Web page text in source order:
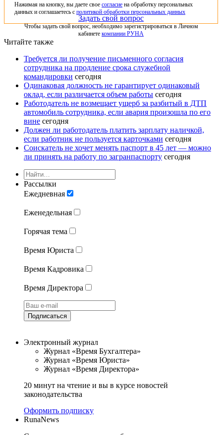
Нажимая на кнопку, вы даете свое согласие на обработку персональных
данных и соглашаетесь с политикой обработки персональных данных
Задать свой вопрос
Чтобы задать свой вопрос, необходимо зарегистрироваться в Личном
кабинете компании РУНА
Читайте также
Требуется ли получение письменного согласия
сотрудника на продление срока служебной
командировки сегодня
Одинаковая должность не гарантирует одинаковый
оклад, если различается объем работы сегодня
Работодатель не возмещает ущерб за разбитый в ДТП
автомобиль сотрудника, если авария произошла по его
вине сегодня
Должен ли работодатель платить зарплату наличкой,
если работник не пользуется карточками сегодня
Соискатель не хочет менять паспорт в 45 лет — можно
ли принять на работу по загранпаспорту сегодня
Рассылки
Ежедневная
Еженедельная
Горячая тема
Время Юриста
Время Кадровика
Время Директора
Подписаться
Электронный журнал
Журнал «Время Бухгалтера»
Журнал «Время Юриста»
Журнал «Время Директора»
20 минут на чтение и вы в курсе новостей
законодательства
Оформить подписку
RunaNews